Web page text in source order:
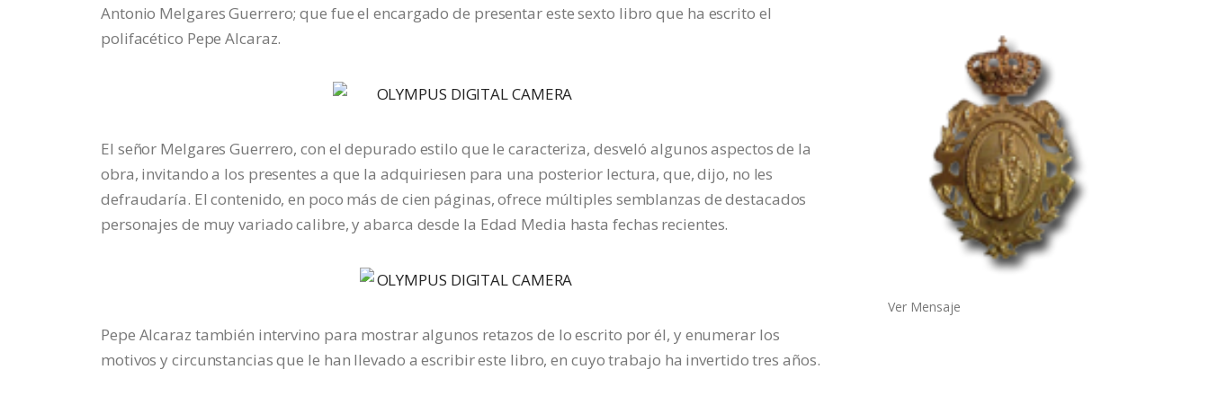
Antonio Melgares Guerrero; que fue el encargado de presentar este sexto libro que ha escrito el
polifacético Pepe Alcaraz.
El señor Melgares Guerrero, con el depurado estilo que le caracteriza, desveló algunos aspectos de la
obra, invitando a los presentes a que la adquiriesen para una posterior lectura, que, dijo, no les
defraudaría. El contenido, en poco más de cien páginas, ofrece múltiples semblanzas de destacados
personajes de muy variado calibre, y abarca desde la Edad Media hasta fechas recientes.
Pepe Alcaraz también intervino para mostrar algunos retazos de lo escrito por él, y enumerar los
motivos y circunstancias que le han llevado a escribir este libro, en cuyo trabajo ha invertido tres años.
Ver Mensaje